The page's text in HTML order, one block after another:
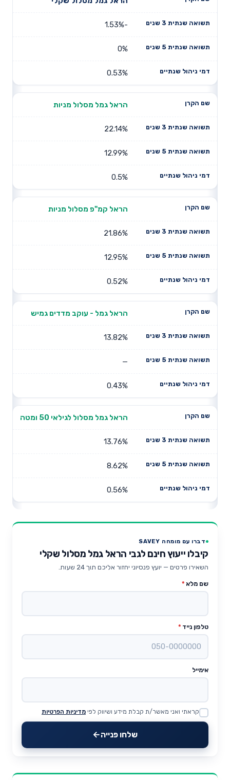
שנים
-1.53%
0%
0.53%
הראל גמל מסלול מניות
22.14%
12.99%
0.5%
הראל קמ"פ מסלול מניות
21.86%
12.95%
0.52%
הראל גמל - עוקב מדדים גמיש
13.82%
—
0.43%
הראל גמל מסלול לגילאי 50 ומטה
13.76%
8.62%
0.56%
דברו עם מומחה SAVEY
קיבלו ייעוץ חינם לגבי הראל גמל מסלול שקלי
השאירו פרטים — יועץ פנסיוני יחזור אליכם תוך 24 שעות.
שם מלא *
טלפון נייד *
אימייל
Website
קראתי ואני מאשר/ת קבלת מידע ושיווק לפי מדיניות הפרטיות
שלחו פנייה